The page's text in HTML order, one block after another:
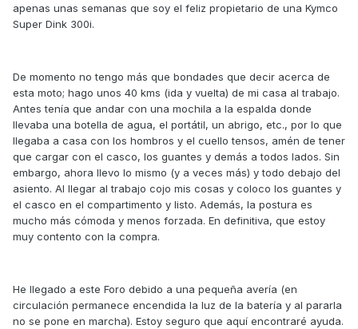
apenas unas semanas que soy el feliz propietario de una Kymco
Super Dink 300i.
De momento no tengo más que bondades que decir acerca de
esta moto; hago unos 40 kms (ida y vuelta) de mi casa al trabajo.
Antes tenía que andar con una mochila a la espalda donde
llevaba una botella de agua, el portátil, un abrigo, etc., por lo que
llegaba a casa con los hombros y el cuello tensos, amén de tener
que cargar con el casco, los guantes y demás a todos lados. Sin
embargo, ahora llevo lo mismo (y a veces más) y todo debajo del
asiento. Al llegar al trabajo cojo mis cosas y coloco los guantes y
el casco en el compartimento y listo. Además, la postura es
mucho más cómoda y menos forzada. En definitiva, que estoy
muy contento con la compra.
He llegado a este Foro debido a una pequeña avería (en
circulación permanece encendida la luz de la batería y al pararla
no se pone en marcha). Estoy seguro que aquí encontraré ayuda.